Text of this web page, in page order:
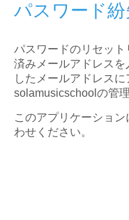
パスワード
パスワードのリセッ
済みメールアドレス
したメールアドレスに
solamusicschoolの管
このアプリケーショ
わせください。